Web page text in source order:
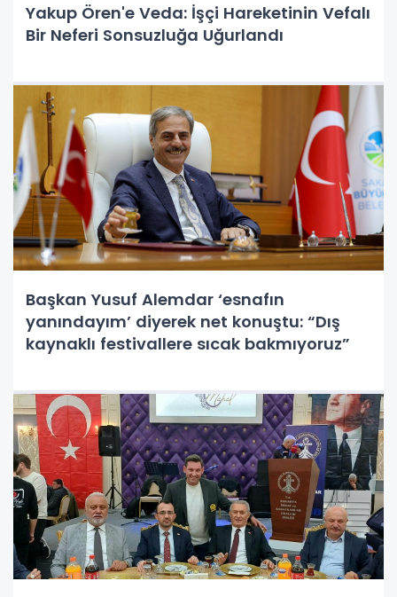
Yakup Ören'e Veda: İşçi Hareketinin Vefalı
Bir Neferi Sonsuzluğa Uğurlandı
Başkan Yusuf Alemdar ‘esnafın
yanındayım’ diyerek net konuştu: “Dış
kaynaklı festivallere sıcak bakmıyoruz”